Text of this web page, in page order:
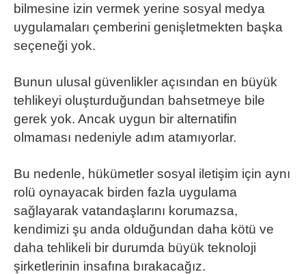
bilmesine izin vermek yerine sosyal medya
uygulamaları çemberini genişletmekten başka
seçeneği yok.
Bunun ulusal güvenlikler açısından en büyük
tehlikeyi oluşturduğundan bahsetmeye bile
gerek yok. Ancak uygun bir alternatifin
olmaması nedeniyle adım atamıyorlar.
Bu nedenle, hükümetler sosyal iletişim için aynı
rolü oynayacak birden fazla uygulama
sağlayarak vatandaşlarını korumazsa,
kendimizi şu anda olduğundan daha kötü ve
daha tehlikeli bir durumda büyük teknoloji
şirketlerinin insafına bırakacağız.